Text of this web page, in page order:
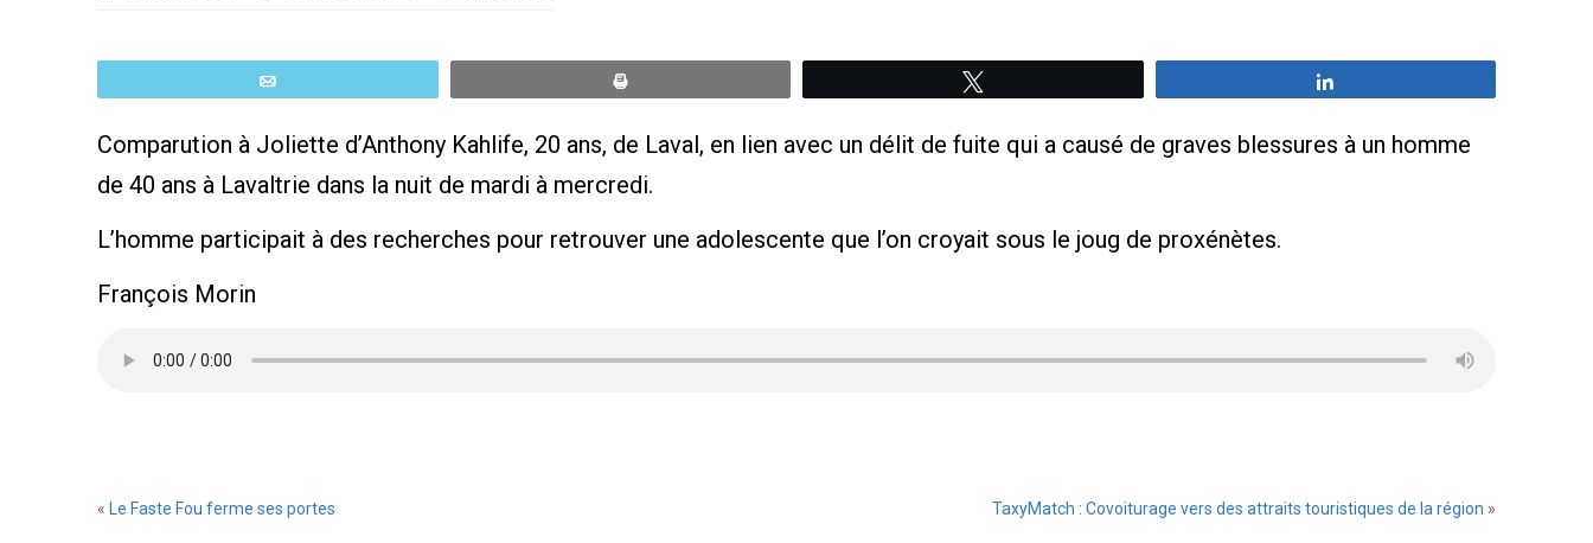
Comparution à Joliette d’Anthony Kahlife, 20 ans, de Laval, en lien avec un délit de fuite qui a causé de graves blessures à un homme
de 40 ans à Lavaltrie dans la nuit de mardi à mercredi.
L’homme participait à des recherches pour retrouver une adolescente que l’on croyait sous le joug de proxénètes.
François Morin
« Le Faste Fou ferme ses portes TaxyMatch : Covoiturage vers des attraits touristiques de la région »